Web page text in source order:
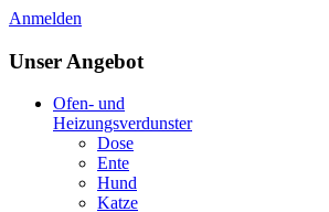
Anmelden
Unser Angebot
Ofen- und
Heizungsverdunster
Dose
Ente
Hund
Katze